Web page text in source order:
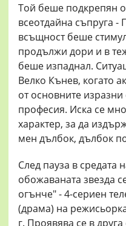
Той беше подкрепян
всеотдайна съпруга -
всъщност беше
продължи дори и в
беше изпаднал.
Велко Кънев, когато
от основните
професия. Иска се
характер, за да
мен дълбок, дълбок
След пауза в средата
обожаваната звезда
огънче" - 4-сериен
(драма) на
г. Проявява се в